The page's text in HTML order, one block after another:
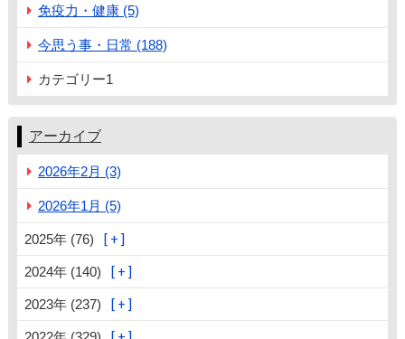
免疫力・健康 (5)
今思う事・日常 (188)
カテゴリー1
アーカイブ
2026年2月 (3)
2026年1月 (5)
2025年 (76)
2024年 (140)
2023年 (237)